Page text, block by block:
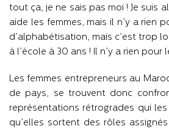
tout ça, je ne sais pas moi ! Je suis
aide les femmes, mais il n’y a rien
d’alphabétisation, mais c’est trop
à l’école à 30 ans ! Il n’y a rien pour
Les femmes entrepreneurs au
de pays, se trouvent donc
représentations rétrogrades qui
qu’elles sortent des rôles